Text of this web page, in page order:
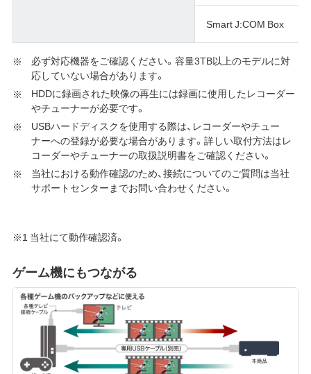
Smart J:COM Box
必ず対応機器をご確認ください。容量3TB以上のモデルに対
応していない場合があります。
HDDに録画された映像の再生には録画に使用したレコーダー
やチューナーが必要です。
USBハードディスクを使用する際は、レコーダーやチュー
ナーへの登録が必要な場合があります。詳しい取付方法はレ
コーダーやチューナーの取扱説明書をご確認ください。
当社における動作確認のため、接続についてのご質問は当社
サポートセンターまでお問い合わせください。
※1 当社にて動作確認済。
ゲーム機にもつながる